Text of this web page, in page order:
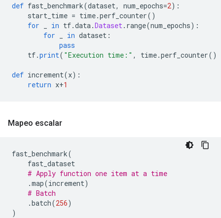
def fast_benchmark(dataset, num_epochs=2):
start_time = time.perf_counter()
for
in tf.data .Dataset . range(num_epochs):
for
in dataset :
pass
tf.print( "Execution time:" , time.perf_counter()
def increment(x):
return x+1
Mapeo escalar
fast_benchmark(
fast_dataset
# Apply function one item at a time
.map(increment)
# Batch
.batch(256)
)